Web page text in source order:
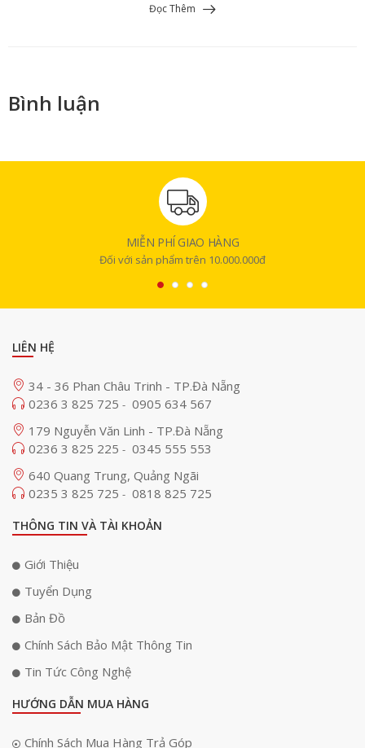
Đọc Thêm
Bình luận
MIỄN PHÍ GIAO HÀNG
Đối với sản phẩm trên 10.000.000đ
LIÊN HỆ
34 - 36 Phan Châu Trinh - TP.Đà Nẵng
0236 3 825 725 - 0905 634 567
179 Nguyễn Văn Linh - TP.Đà Nẵng
0236 3 825 225 - 0345 555 553
640 Quang Trung, Quảng Ngãi
0235 3 825 725 - 0818 825 725
THÔNG TIN VÀ TÀI KHOẢN
Giới Thiệu
Tuyển Dụng
Bản Đồ
Chính Sách Bảo Mật Thông Tin
Tin Tức Công Nghệ
HƯỚNG DẪN MUA HÀNG
Chính Sách Mua Hàng Trả Góp